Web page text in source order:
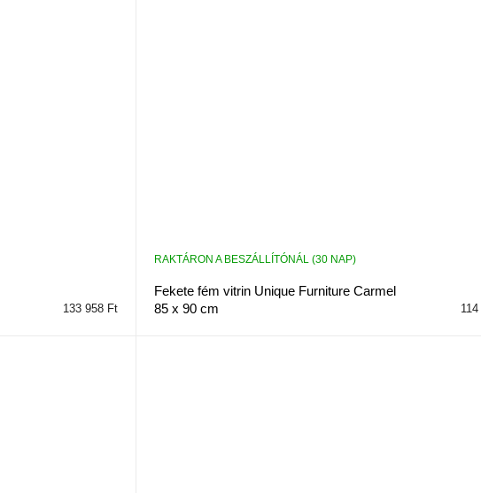
133 958 Ft
Fekete fém vitrin Unique Furniture Carmel
85 x 90 cm
RAKTÁRON A BESZÁLLÍTÓNÁL (30 NAP)